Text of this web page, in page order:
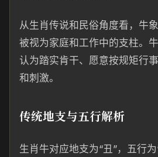
从生肖传说和民俗角度看，牛
被视为家庭和工作中的支柱。
认为踏实肯干、愿意按规矩行
和刺激。
传统地支与五行解析
生肖牛对应地支为“丑”，五行为